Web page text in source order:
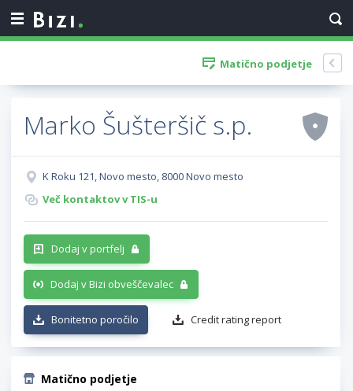
Matično podjetje
Marko Šušteršič s.p.
K Roku 121, Novo mesto, 8000 Novo mesto
Več kontaktov v TIS-u
Dodaj v portfelj
Dodaj v Bizi obveščevalec
Bonitetno poročilo Credit rating report
Matično podjetje